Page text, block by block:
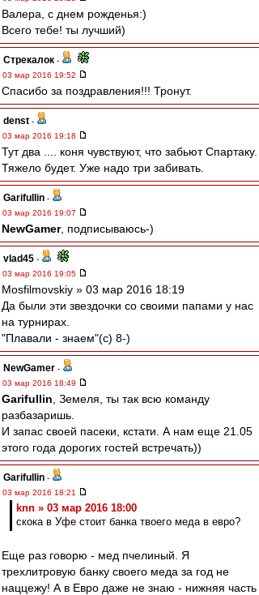
Валера, с днем рожденья:)
Всего тебе! ты лучший)
Стрекалок -
03 мар 2016 19:52
Спасибо за поздравления!!! Тронут.
denst -
03 мар 2016 19:18
Тут два .... коня чувствуют, что забьют Спартаку.
Тяжело будет. Уже надо три забивать.
Garifullin -
03 мар 2016 19:07
NewGamer, подписываюсь-)
vlad45 -
03 мар 2016 19:05
Mosfilmovskiy » 03 мар 2016 18:19
Да были эти звездочки со своими папами у нас
на турнирах.
"Плавали - знаем"(с) 8-)
NewGamer -
03 мар 2016 18:49
Garifullin , Земеля, ты так всю команду
разбазаришь.
И запас своей пасеки, кстати. А нам еще 21.05
этого года дорогих гостей встречать))
Garifullin -
03 мар 2016 18:21
knn » 03 мар 2016 18:00
скока в Уфе стоит банка твоего меда в евро?
Еще раз говорю - мед пчелиный. Я
трехлитровую банку своего меда за год не
наццежу! А в Евро даже не знаю - нижняя часть